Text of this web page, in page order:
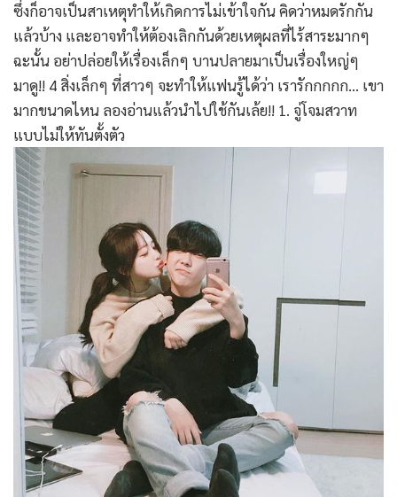
ซึ่งก็อาจเป็นสาเหตุทำให้เกิดการไม่เข้าใจกัน คิดว่าหมดรักกัน
แล้วบ้าง และอาจทำให้ต้องเลิกกันด้วยเหตุผลที่ไร้สาระมากๆ
ฉะนั้น อย่าปล่อยให้เรื่องเล็กๆ บานปลายมาเป็นเรื่องใหญ่ๆ
มาดู!! 4 สิ่งเล็กๆ ที่สาวๆ จะทำให้แฟนรู้ได้ว่า เรารักกกกก… เขา
มากขนาดไหน ลองอ่านแล้วนำไปใช้กันเล้ย!! 1. จู่โจมสวาท
แบบไม่ให้ทันตั้งตัว